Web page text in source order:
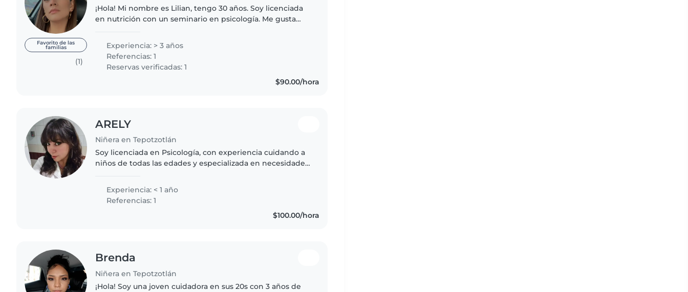
Favorito de las
familias
(1)
¡Hola! Mi nombre es Lilian, tengo 30 años. Soy licenciada
en nutrición con un seminario en psicología. Me gusta
Experiencia: > 3 años
Referencias: 1
Reservas verificadas: 1
$90.00/hora
ARELY
Niñera en Tepotzotlán
Soy licenciada en Psicología, con experiencia cuidando a
niños de todas las edades y especializada en necesidades
y crear juegos..
Experiencia: < 1 año
Referencias: 1
$100.00/hora
Brenda
Niñera en Tepotzotlán
¡Hola! Soy una joven cuidadora en sus 20s con 3 años de